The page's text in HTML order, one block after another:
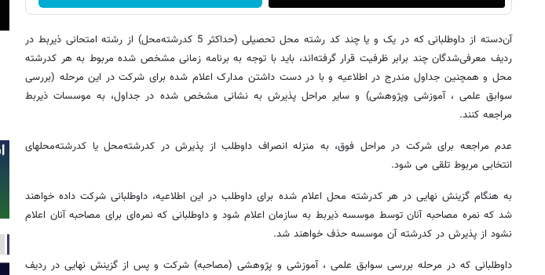
آن‌دسته از داوطلبانی که در یک و یا چند کد رشته محل تحصیلی (حداکثر 5 کدرشته‌محل) از رشته امتحانی ذیربط در
ردیف معرفی‌‌شدگان چند برابر ظرفیت قرار گرفته‌اند، باید با توجه به برنامه زمانی مشخص شده مربوط به هر کدرشته
محل و همچنین جداول مندرج در اطلاعیه و با در دست داشتن مدارک اعلام شده برای شرکت در این مرحله (بررسی
سوابق علمی ، آموزشی وپژوهشی) و سایر مراحل پذیرش به نشانی مشخص شده در جداول، به موسسات ذیربط
مراجعه کنند.
عدم مراجعه برای شرکت در مراحل فوق، به منزله انصراف داوطلب از پذیرش در کدرشته‌محل یا کدرشته‌محلهای
انتخابی مربوط تلقی می شود.
به هنگام گزینش نهایی در هر کدرشته محل اعلام شده برای داوطلب در این اطلاعیه، داوطلبانی شرکت داده خواهند
شد که نمره مصاحبه آنان توسط موسسه ذیربط به سازمان اعلام شود و داوطلبانی که نمره‌ای برای مصاحبه آنان اعلام
نشود از پذیرش در کدرشته آن موسسه حذف خواهند شد.
داوطلبانی که در مرحله بررسی سوابق علمی ، آموزشی و پژوهشی (مصاحبه) شرکت و پس از گزینش نهایی در ردیف